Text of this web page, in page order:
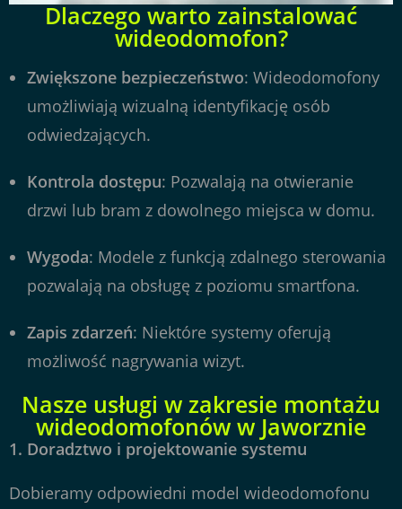
Dlaczego warto zainstalować
wideodomofon?
Zwiększone bezpieczeństwo: Wideodomofony
umożliwiają wizualną identyfikację osób
odwiedzających.
Kontrola dostępu: Pozwalają na otwieranie
drzwi lub bram z dowolnego miejsca w domu.
Wygoda: Modele z funkcją zdalnego sterowania
pozwalają na obsługę z poziomu smartfona.
Zapis zdarzeń: Niektóre systemy oferują
możliwość nagrywania wizyt.
Nasze usługi w zakresie montażu
wideodomofonów w Jaworznie
1. Doradztwo i projektowanie systemu
Dobieramy odpowiedni model wideodomofonu